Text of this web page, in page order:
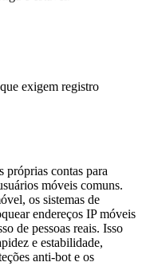
exigem registro
próprias contas para
móveis comuns.
os sistemas de
endereços IP móveis
de pessoas reais. Isso
e estabilidade,
anti-bot e os